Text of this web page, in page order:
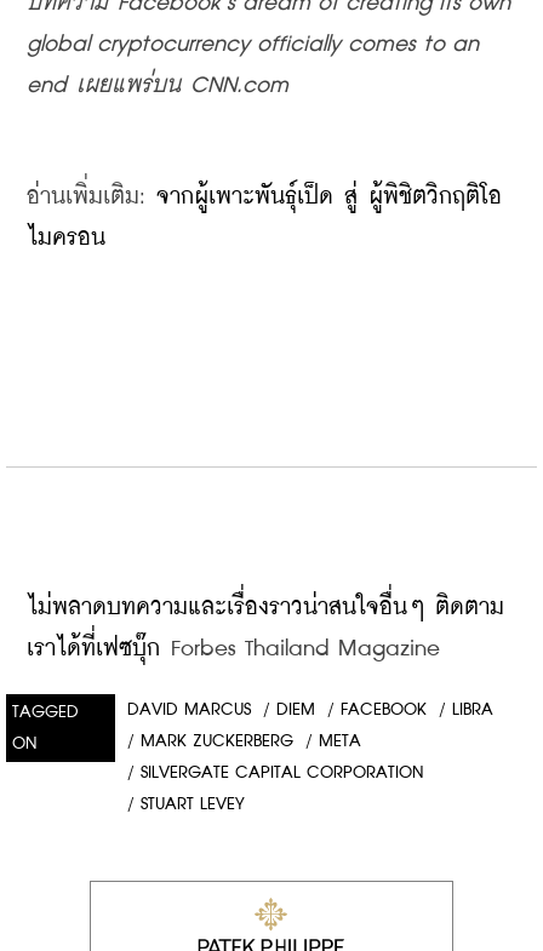
global cryptocurrency officially comes to an
end เผยแพร่บน ​CNN.com
อ่านเพิ่มเติม: จากผู้เพาะพันธุ์เป็ด สู่ ผู้พิชิตวิกฤติโอ
ไมครอน
ไม่พลาดบทความและเรื่องราวน่าสนใจอื่นๆ ติดตาม
เราได้ที่เฟซบุ๊ก Forbes Thailand Magazine
TAGGED
ON
DAVID MARCUS / DIEM / FACEBOOK /
LIBRA
/ MARK ZUCKERBERG / META
/ SILVERGATE CAPITAL CORPORATION
/ STUART LEVEY